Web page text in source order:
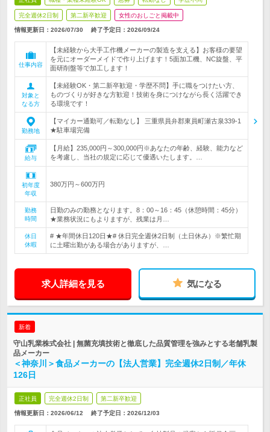
完全週休2日制 第二新卒歓迎 女性のおしごと掲載中
情報更新日：2026/07/30 終了予定日： 2026/09/24
仕事内容
【未経験から大手工作機メーカーの製造を支える】お客様の要望
を元にオーダーメイドで作り上げます！5面加工機、NC旋盤、平
面研削盤等で加工します！
対象と
なる方
【未経験OK・第二新卒歓迎・学歴不問】手に職をつけたい方、
ものづくりが好きな方歓迎！技術を身につけながら長く活躍でき
る環境です！
勤務地
【マイカー通勤可／転勤なし】 三重県員弁郡東員町瀬古泉339-1
★駐車場完備
給与
【月給】235,000円～300,000円※あなたの年齢、経験、能力など
を考慮し、当社の規定に応じて優遇いたします。…
初年度
年収
380万円～600万円
勤務
時間
日勤のみの勤務となります。8：00～16：45（休憩時間：45分）
★業務状況にもよりますが、残業は月…
休日
休暇
# ★年間休日120日★# 休日完全週休2日制（土日休み）※繁忙期
に土曜出勤がある場合がありますが、…
求人詳細を見る 気になる
新着
守山乳業株式会社 | 無菌充填技術と徹底した品質管理を強みとする老舗乳製
品メーカー
＜神奈川＞食品メーカーの【法人営業】完全週休2日制／年休
126日
正社員 完全週休2日制 第二新卒歓迎
情報更新日：2026/06/12 終了予定日： 2026/12/03